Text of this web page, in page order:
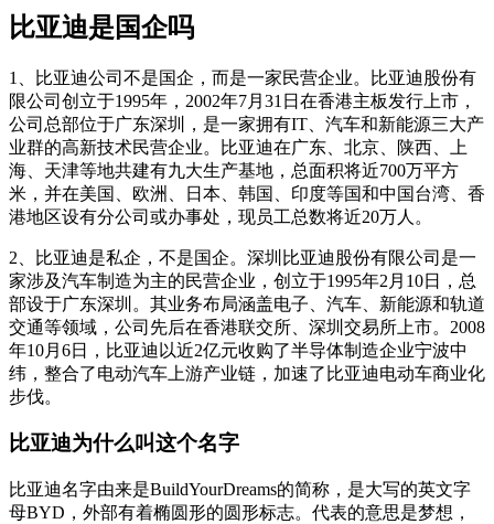
比亚迪是国企吗
1、比亚迪公司不是国企，而是一家民营企业。比亚迪股份有
限公司创立于1995年，2002年7月31日在香港主板发行上市，
公司总部位于广东深圳，是一家拥有IT、汽车和新能源三大产
业群的高新技术民营企业。比亚迪在广东、北京、陕西、上
海、天津等地共建有九大生产基地，总面积将近700万平方
米，并在美国、欧洲、日本、韩国、印度等国和中国台湾、香
港地区设有分公司或办事处，现员工总数将近20万人。
2、比亚迪是私企，不是国企。深圳比亚迪股份有限公司是一
家涉及汽车制造为主的民营企业，创立于1995年2月10日，总
部设于广东深圳。其业务布局涵盖电子、汽车、新能源和轨道
交通等领域，公司先后在香港联交所、深圳交易所上市。2008
年10月6日，比亚迪以近2亿元收购了半导体制造企业宁波中
纬，整合了电动汽车上游产业链，加速了比亚迪电动车商业化
步伐。
比亚迪为什么叫这个名字
比亚迪名字由来是BuildYourDreams的简称，是大写的英文字
母BYD，外部有着椭圆形的圆形标志。代表的意思是梦想，